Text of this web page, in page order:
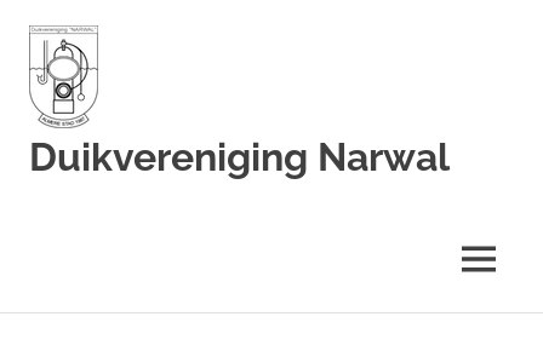
Duikvereniging Narwal
MENU